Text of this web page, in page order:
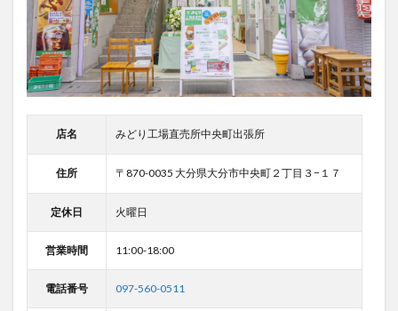
店名 みどり工場直売所中央町出張所
住所 〒870-0035 大分県大分市中央町２丁目３−１７
定休日 火曜日
営業時間 11:00-18:00
電話番号 097-560-0511